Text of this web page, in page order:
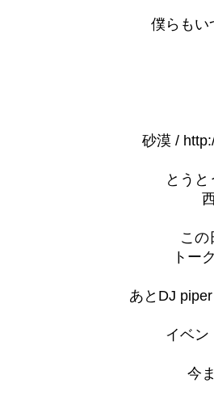
僕らもい
砂漠 /
とう
この
トー
あとDJ
イベ
今